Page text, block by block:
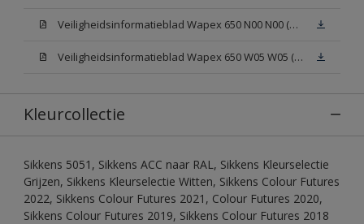
Veiligheidsinformatieblad Wapex 650 N00 N00 (MSDS)
Veiligheidsinformatieblad Wapex 650 W05 W05 (MSDS)
Kleurcollectie
Sikkens 5051, Sikkens ACC naar RAL, Sikkens Kleurselectie
Grijzen, Sikkens Kleurselectie Witten, Sikkens Colour Futures
2022, Sikkens Colour Futures 2021, Colour Futures 2020,
Sikkens Colour Futures 2019, Sikkens Colour Futures 2018